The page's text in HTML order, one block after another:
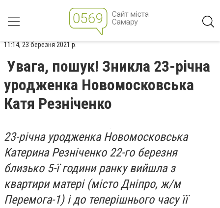
11:14, 23 березня 2021 р.
Увага, пошук! Зникла 23-річна
уродженка Новомосковська
Катя Резніченко
23-річна уродженка Новомосковська
Катерина Резніченко 22-го березня
близько 5-ї години ранку вийшла з
квартири матері (місто Дніпро, ж/м
Перемога-1) і до теперішнього часу її